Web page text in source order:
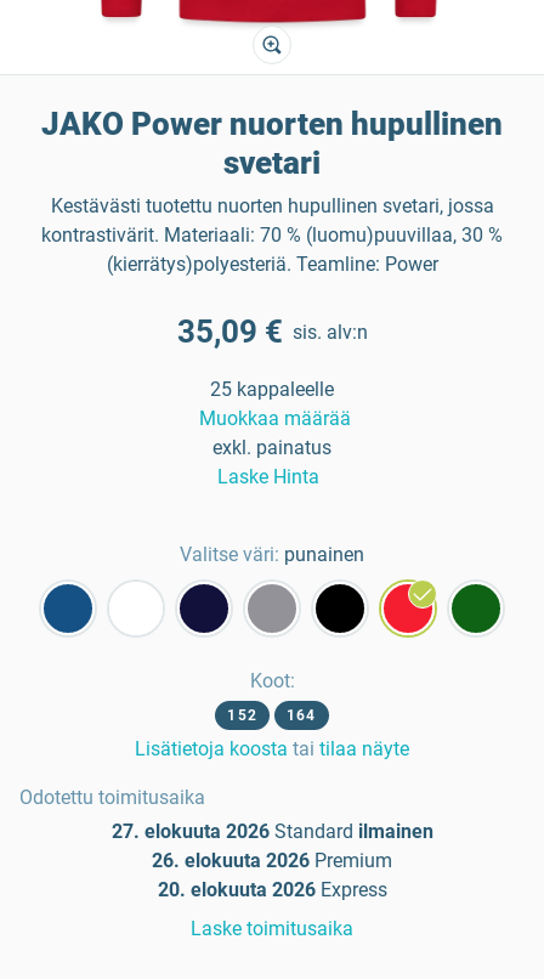
JAKO Power nuorten hupullinen
svetari
Kestävästi tuotettu nuorten hupullinen svetari, jossa
kontrastivärit. Materiaali: 70 % (luomu)puuvillaa, 30 %
(kierrätys)polyesteriä. Teamline: Power
35,09 € sis. alv:n
25 kappaleelle
Muokkaa määrää
exkl. painatus
Laske Hinta
Valitse väri: punainen
Koot:
152 164
Lisätietoja koosta tai tilaa näyte
Odotettu toimitusaika
27. elokuuta 2026 Standard ilmainen
26. elokuuta 2026 Premium
20. elokuuta 2026 Express
Laske toimitusaika